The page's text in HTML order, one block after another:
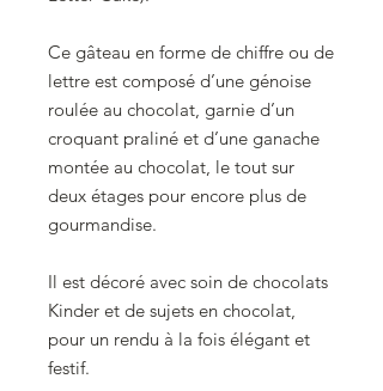
Ce gâteau en forme de chiffre ou de
lettre est composé d’une génoise
roulée au chocolat, garnie d’un
croquant praliné et d’une ganache
montée au chocolat, le tout sur
deux étages pour encore plus de
gourmandise.
Il est décoré avec soin de chocolats
Kinder et de sujets en chocolat,
pour un rendu à la fois élégant et
festif.